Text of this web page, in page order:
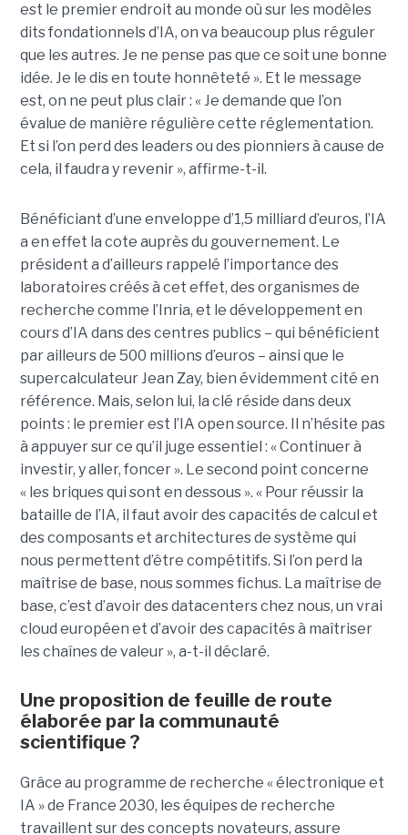
est le premier endroit au monde où sur les modèles
dits fondationnels d’IA, on va beaucoup plus réguler
que les autres. Je ne pense pas que ce soit une bonne
idée. Je le dis en toute honnêteté ». Et le message
est, on ne peut plus clair : « Je demande que l’on
évalue de manière régulière cette réglementation.
Et si l’on perd des leaders ou des pionniers à cause de
cela, il faudra y revenir », affirme-t-il.
Bénéficiant d’une enveloppe d’1,5 milliard d’euros, l’IA
a en effet la cote auprès du gouvernement. Le
président a d’ailleurs rappelé l’importance des
laboratoires créés à cet effet, des organismes de
recherche comme l’Inria, et le développement en
cours d’IA dans des centres publics – qui bénéficient
par ailleurs de 500 millions d’euros – ainsi que le
supercalculateur Jean Zay, bien évidemment cité en
référence. Mais, selon lui, la clé réside dans deux
points : le premier est l’IA open source. Il n’hésite pas
à appuyer sur ce qu’il juge essentiel : « Continuer à
investir, y aller, foncer ». Le second point concerne
« les briques qui sont en dessous ». « Pour réussir la
bataille de l’IA, il faut avoir des capacités de calcul et
des composants et architectures de système qui
nous permettent d’être compétitifs. Si l’on perd la
maîtrise de base, nous sommes fichus. La maîtrise de
base, c’est d’avoir des datacenters chez nous, un vrai
cloud européen et d’avoir des capacités à maîtriser
les chaînes de valeur », a-t-il déclaré.
Une proposition de feuille de route
élaborée par la communauté
scientifique ?
Grâce au programme de recherche « électronique et
IA » de France 2030, les équipes de recherche
travaillent sur des concepts novateurs, assure